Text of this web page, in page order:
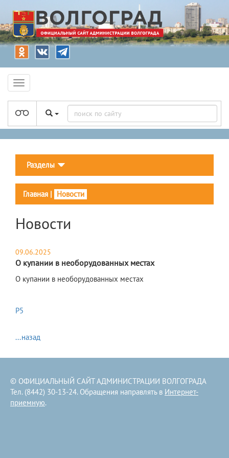
Разделы
Главная | Новости
Новости
09.06.2025
О купании в необорудованных местах
О купании в необорудованных местах
Р5
...назад
© ОФИЦИАЛЬНЫЙ САЙТ АДМИНИСТРАЦИИ ВОЛГОГРАДА
Тел. (8442) 30-13-24. Обращения направлять в Интернет-
приемную.